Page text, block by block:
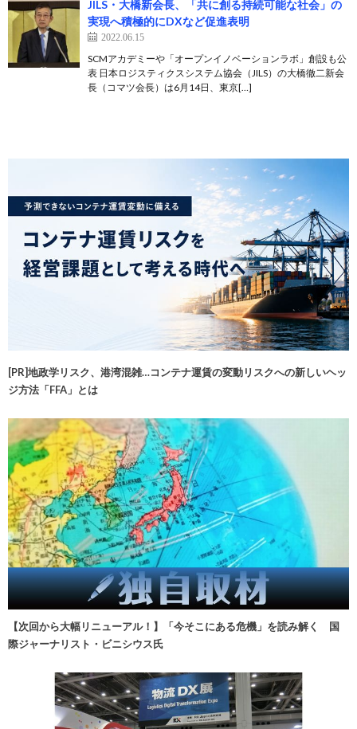
JILS・大橋新会長、「共に創る持続可能な社会」の
実現へ積極的にDXなど促進表明
2022.06.15
SCMアカデミーや「オープンイノベーションラボ」創設も公
表 日本ロジスティクスシステム協会（JILS）の大橋徹二新会
長（コマツ会長）は6月14日、東京[…]
[PR]地政学リスク、港湾混雑…コンテナ運賃の変動リスクへの新しいヘッ
ジ方法「FFA」とは
【次回から大幅リニューアル！】「今そこにある危機」を読み解く 国
際ジャーナリスト・ビニシウス氏